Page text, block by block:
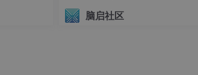
****，通过声明式编程模型实现细粒度资源
Transformer方案、RT-2模
模态迁移能力测试（上）
脑启社区